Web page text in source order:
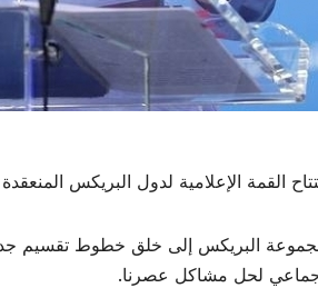
الإعلامية لدول البريكس المنعقدة اليوم في
البريكس إلى خلق خطوط تقسيم
جماعي لحل مشاكل عصرنا.